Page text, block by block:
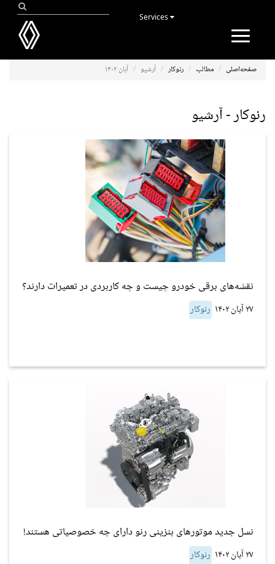
Toggle
صفحه‌اصلی مطالب رنوکار آرشیو آبان ۱۴۰۲
رنوکار - آرشیو
نقشه‌های برقی خودرو چیست و چه کاربردی در تعمیرات دارند؟
۲۷ آبان ۱۴۰۲ رنوکار
نسل جدید موتورهای بنزینی رنو دارای چه خصوصیاتی هستند!
۲۷ آبان ۱۴۰۲ رنوکار